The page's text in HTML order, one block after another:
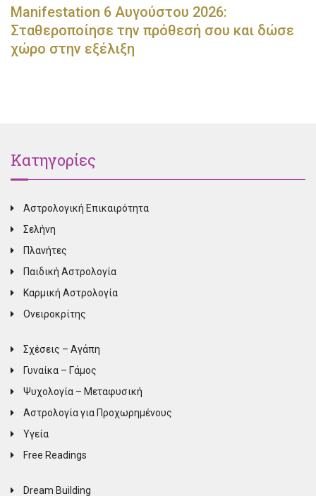
Manifestation 6 Αυγούστου 2026:
Σταθεροποίησε την πρόθεσή σου και δώσε
χώρο στην εξέλιξη
Κατηγορίες
Αστρολογική Επικαιρότητα
Σελήνη
Πλανήτες
Παιδική Αστρολογία
Καρμική Αστρολογία
Ονειροκρίτης
Σχέσεις – Αγάπη
Γυναίκα – Γάμος
Ψυχολογία – Μεταφυσική
Αστρολογία για Προχωρημένους
Υγεία
Free Readings
Dream Building